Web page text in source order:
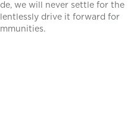
we will never settle for the
drive it forward for